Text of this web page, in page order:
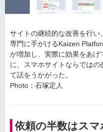
サイトの継続的な改善を行
専門に手がけるKaizen
が増加し、実際に効果をあ
に、スマホサイトならでは
て話をうかがった。
Photo：石塚定人
依頼の半数はス